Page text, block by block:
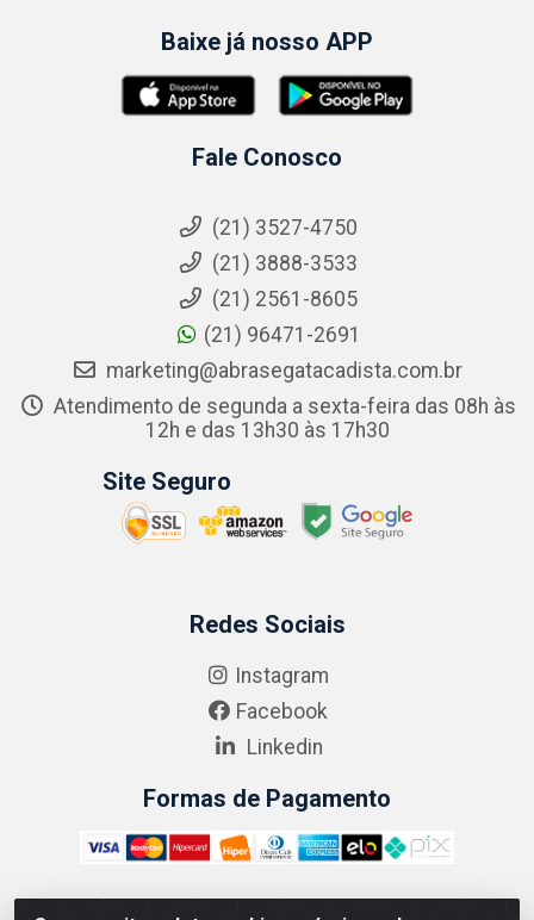
Baixe já nosso APP
Fale Conosco
(21) 3527-4750
(21) 3888-3533
(21) 2561-8605
(21) 96471-2691
marketing@abrasegatacadista.com.br
Atendimento de segunda a sexta-feira das 08h às
12h e das 13h30 às 17h30
Site Seguro
Redes Sociais
Instagram
Facebook
Linkedin
Formas de Pagamento